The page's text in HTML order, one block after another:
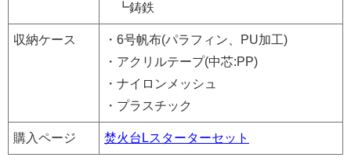
┗鋳鉄
収納ケース
・6号帆布(パラフィン、PU加工)
・アクリルテープ(中芯:PP)
・ナイロンメッシュ
・プラスチック
購入ページ 焚火台Lスターターセット